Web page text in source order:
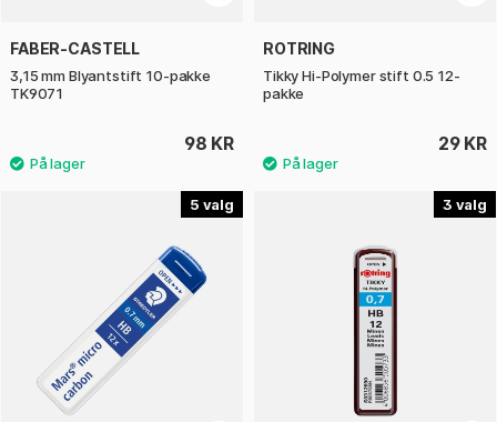
FABER-CASTELL
3,15 mm Blyantstift 10-pakke
TK9071
98 KR
ROTRING
Tikky Hi-Polymer stift 0.5 12-
pakke
29 KR
5 3